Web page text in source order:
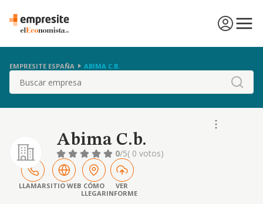
EMPRESITE ESPAÑA ABIMA C.B.
Buscar
Abima C.b.
0/5( 0 votos)
LLAMARSITIO WEB CÓMO
LLEGAR
VER
INFORME